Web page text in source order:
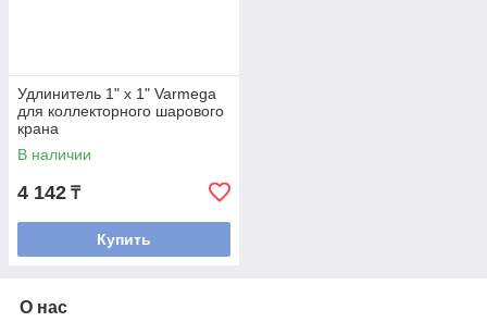
Удлинитель 1" х 1" Varmega
для коллекторного шарового
крана
В наличии
4 142 ₸
Купить
О нас